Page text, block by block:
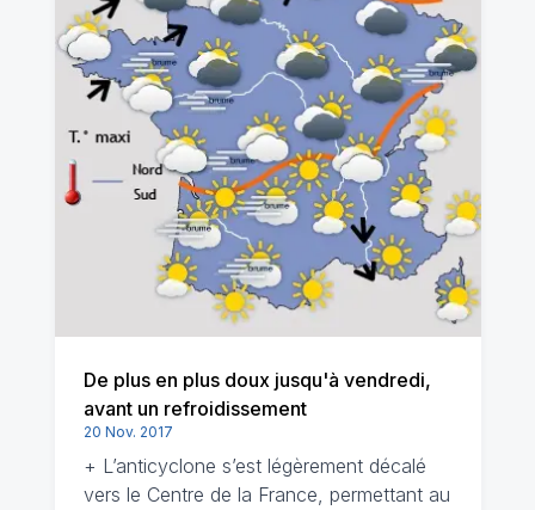
De plus en plus doux jusqu'à vendredi,
avant un refroidissement
20 Nov. 2017
+ L’anticyclone s’est légèrement décalé
vers le Centre de la France, permettant au